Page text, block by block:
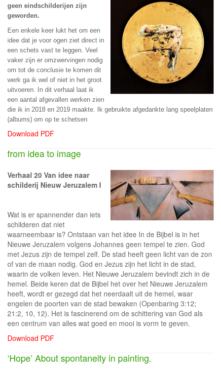
geen eindschilderijen zijn
geworden.
Een enkele keer lukt het om een
idee dat je voor ogen ziet direct in
een schets vast te leggen. Veel
vaker zijn er omzwervingen nodig
om tot de conclusie te komen dit
werk ga ik wel of niet in het groot
uitvoeren. In dit verhaal laat ik
een aantal afgevallen werken zien
die ik in 2018 en 2019 maakte. Ik gebruikte afgedankte lang speelplaten
(albums) om op te schetsen
Download PDF
from idea to image
Verhaal 20 Van idee naar
schilderij Nieuw Jeruzalem I
Wat is er spannender dan iets
schilderen dat niet
waarneembaar is? Ontstaan van het idee In de Bijbel is in het
Nieuwe Jeruzalem volgens Johannes geen tempel te zien. God
met Jezus zijn de tempel zelf. De stad heeft geen licht van de zon
of van de maan nodig. God en Jezus zijn het licht in de stad,
waarin de volken leven. Het Nieuwe Jeruzalem bevindt zich in de
hemel. Beide keren dat de Bijbel het over het Nieuwe Jeruzalem
heeft, wordt er gezegd dat het neerdaalt uit de hemel, waar
engelen de poorten van de stad bewaken (Openbaring 3:12;
21:2, 10, 12). Het is fascinerend om de schittering van God als
een centrum van alles wat goed en mooi is vorm te geven.
Download PDF
‘Hope’ About spontaneity in painting.